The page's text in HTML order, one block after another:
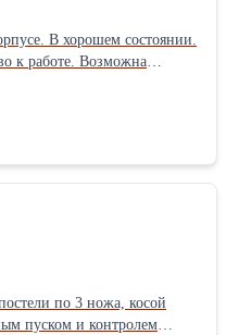
к работе. Возможна
пуском и контролем